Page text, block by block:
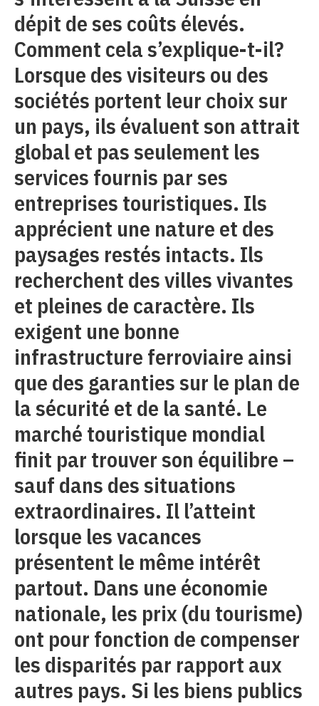
dépit de ses coûts élevés.
Comment cela s’explique-t-il?
Lorsque des visiteurs ou des
sociétés portent leur choix sur
un pays, ils évaluent son attrait
global et pas seulement les
services fournis par ses
entreprises touristiques. Ils
apprécient une nature et des
paysages restés intacts. Ils
recherchent des villes vivantes
et pleines de caractère. Ils
exigent une bonne
infrastructure ferroviaire ainsi
que des garanties sur le plan de
la sécurité et de la santé. Le
marché touristique mondial
finit par trouver son équilibre –
sauf dans des situations
extraordinaires. Il l’atteint
lorsque les vacances
présentent le même intérêt
partout. Dans une économie
nationale, les prix (du tourisme)
ont pour fonction de compenser
les disparités par rapport aux
autres pays. Si les biens publics